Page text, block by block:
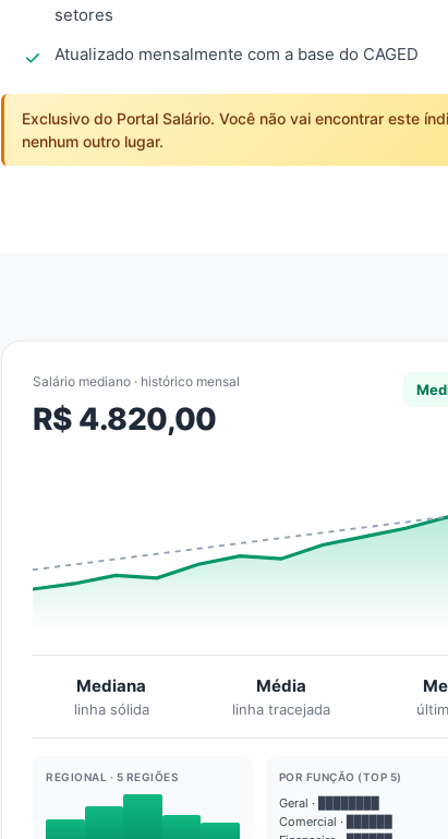
setores
Atualizado mensalmente com a base do CAGED
Exclusivo do Portal Salário. Você não vai encontrar este
nenhum outro lugar.
Salário mediano · histórico mensal
R$ 4.820,00
Mediana
linha sólida
Média
linha tracejada
REGIONAL · 5 REGIÕES POR FUNÇÃO (TOP 5)
Geral · ████████
Comercial · ██████